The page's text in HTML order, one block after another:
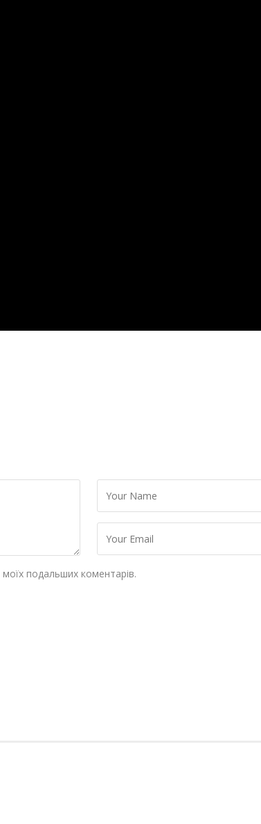
подальших коментарів.